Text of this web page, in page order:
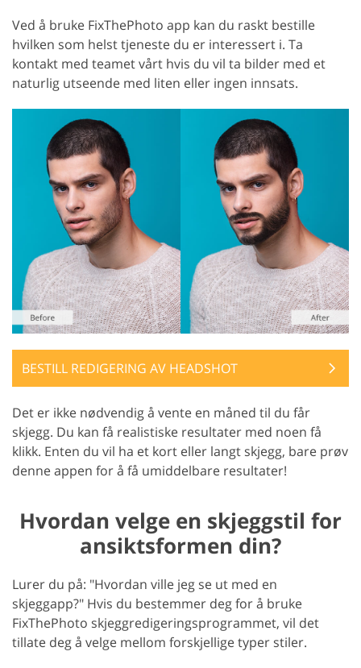
Ved å bruke FixThePhoto app kan du raskt bestille
hvilken som helst tjeneste du er interessert i. Ta
kontakt med teamet vårt hvis du vil ta bilder med et
naturlig utseende med liten eller ingen innsats.
BESTILL REDIGERING AV HEADSHOT
Det er ikke nødvendig å vente en måned til du får
skjegg. Du kan få realistiske resultater med noen få
klikk. Enten du vil ha et kort eller langt skjegg, bare prøv
denne appen for å få umiddelbare resultater!
Hvordan velge en skjeggstil for
ansiktsformen din?
Lurer du på: "Hvordan ville jeg se ut med en
skjeggapp?" Hvis du bestemmer deg for å bruke
FixThePhoto skjeggredigeringsprogrammet, vil det
tillate deg å velge mellom forskjellige typer stiler.